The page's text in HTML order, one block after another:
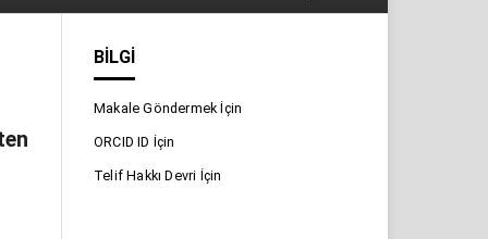
BILGI
Makale Göndermek İçin
ORCID ID İçin
Telif Hakkı Devri İçin